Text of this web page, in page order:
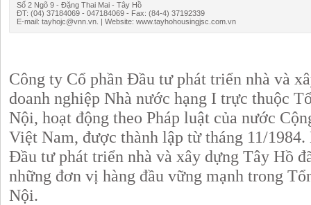
Số 2 Ngõ 9 - Đặng Thai Mai - Tây Hồ
ĐT: (04) 37184069 - 047184069 - Fax: (84-4) 37192339
E-mail: tayhojc@vnn.vn . | Website: www.tayhohousingjsc.com.vn
Công ty Cổ phần Đầu tư phát triển nhà và
doanh nghiệp Nhà nước hạng I trực thuộc
Nội, hoạt động theo Pháp luật của nước
Việt Nam, được thành lập từ tháng 11/
Đầu tư phát triển nhà và xây dựng Tây Hồ
những đơn vị hàng đầu vững mạnh trong
Nội.